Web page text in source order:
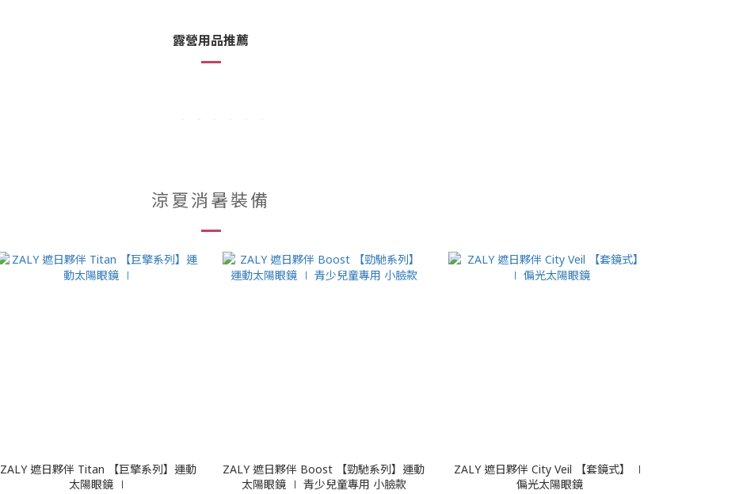
露營用品推薦
涼夏消暑裝備
ZALY 遮日夥伴 Titan 【巨擎系列】運動
太陽眼鏡 ∣
ZALY 遮日夥伴 Boost 【勁馳系列】運動
太陽眼鏡 ∣ 青少兒童專用 小臉款
ZALY 遮日夥伴 City Veil 【套鏡式】 ∣
偏光太陽眼鏡